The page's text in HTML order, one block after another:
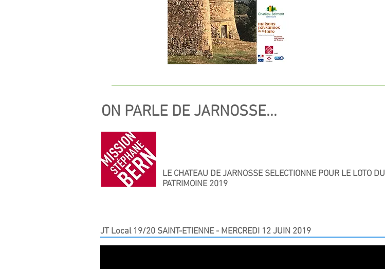
ON PARLE DE JARNOSSE...
LE CHATEAU DE JARNOSSE SELECTIONNE POUR LE LOTO DU
PATRIMOINE 2019
JT Local 19/20 SAINT-ETIENNE - MERCREDI 12 JUIN 2019